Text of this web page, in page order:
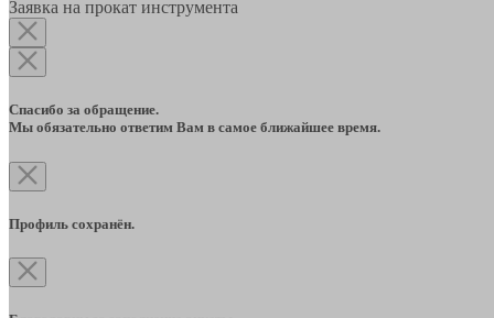
Заявка на прокат инструмента
Спасибо за обращение.
Мы обязательно ответим Вам в самое ближайшее время.
Профиль сохранён.